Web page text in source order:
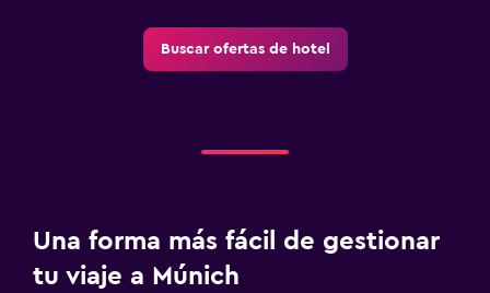
Gimnasio
Gimnasio
Buscar ofertas de hotel
Una forma más fácil de gestionar
tu viaje a Múnich